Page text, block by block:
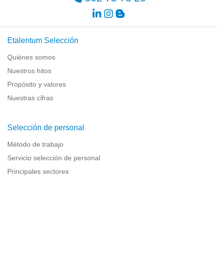
Etalentum Selección
Quiénes somos
Nuestros hitos
Propósito y valores
Nuestras cifras
Selección de personal
Método de trabajo
Servicio selección de personal
Principales sectores